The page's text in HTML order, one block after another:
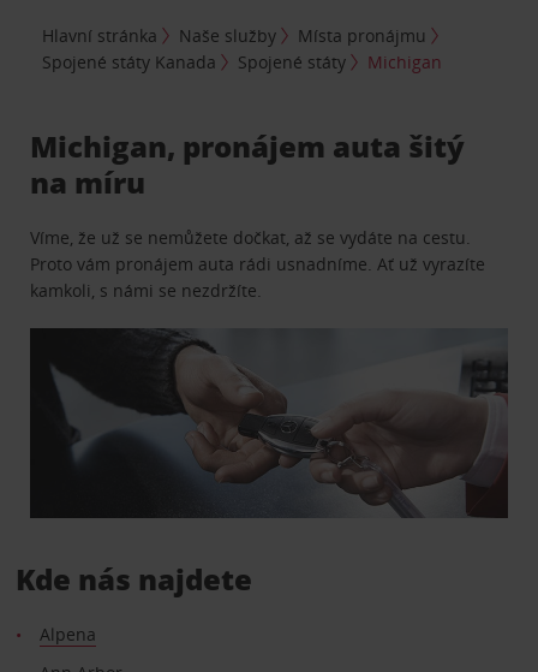
Hlavní stránka Naše služby
Místa pronájmu
Spojené státy Kanada
Spojené státy Michigan
Michigan, pronájem auta šitý
na míru
Víme, že už se nemůžete dočkat, až se vydáte na cestu.
Proto vám pronájem auta rádi usnadníme. Ať už vyrazíte
kamkoli, s námi se nezdržíte.
Kde nás najdete
Alpena